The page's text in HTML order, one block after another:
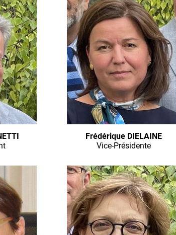
Frédérique DIELAINE
Vice-Présidente